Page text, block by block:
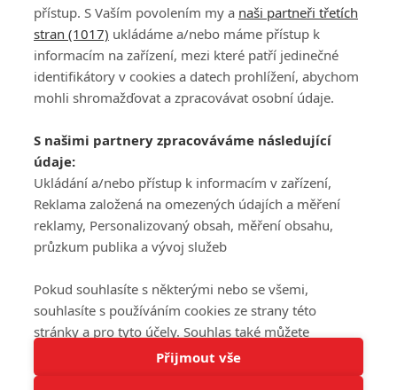
Tato stránka používá soubory cookies.
PŘIHLÁSIT
REGISTROVAT
DISKUZE
Šéfredaktorkou webu jePetr Slavík, e-mailserialy@fandimefilmu.cz
Máte-li zájem o inzerci na našem webu napište nám na e-mail
studio@koncal.com
Ochrana osobních údajů|Zásady používání cookies |Pravidla webu
Upravit nastavení soukromí
© 2016 – 2026 FandimeSerialum.cz / All rights reserved /
přístup. S Vaším povolením my a naši partneři třetích
stran (1017) ukládáme a/nebo máme přístup k
informacím na zařízení, mezi které patří jedinečné
identifikátory v cookies a datech prohlížení, abychom
mohli shromažďovat a zpracovávat osobní údaje.
S našimi partnery zpracováváme následující
údaje:
Ukládání a/nebo přístup k informacím v zařízení,
Reklama založená na omezených údajích a měření
reklamy, Personalizovaný obsah, měření obsahu,
průzkum publika a vývoj služeb
Pokud souhlasíte s některými nebo se všemi,
souhlasíte s používáním cookies ze strany této
stránky a pro tyto účely. Souhlas také můžete
odmítnout, ale v takovém případě vám na stránce
nebudou k dispozici některé personalizované funkce.
Přijmout vše